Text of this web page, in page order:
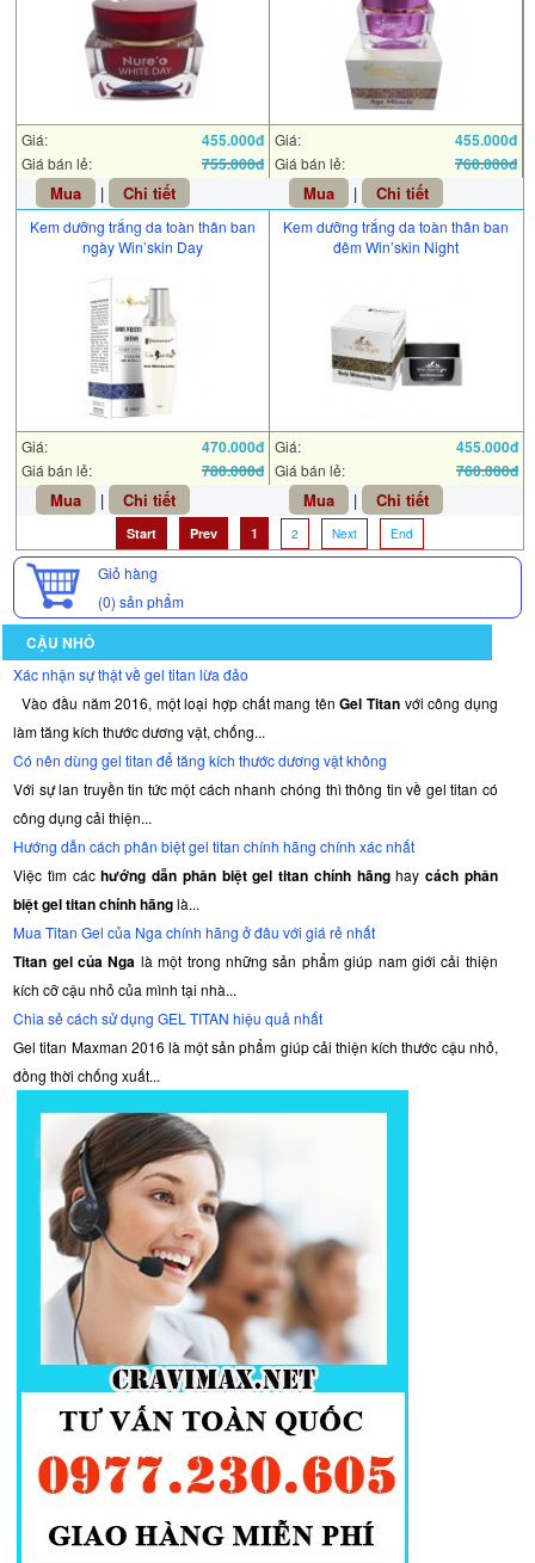
Giá: 455.000đ
Giá bán lẻ: 755.000đ
Mua | Chi tiết
Giá: 455.000đ
Giá bán lẻ: 760.000đ
Mua | Chi tiết
Kem dưỡng trắng da toàn thân ban
ngày Win’skin Day
Giá: 470.000đ
Giá bán lẻ: 780.000đ
Mua | Chi tiết
Kem dưỡng trắng da toàn thân ban
đêm Win’skin Night
Giá: 455.000đ
Giá bán lẻ: 760.000đ
Mua | Chi tiết
Start Prev 1 2 Next End
Giỏ hàng
(0) sản phẩm
CẬU NHỎ
Xác nhận sự thật về gel titan lừa đảo
Vào đầu năm 2016, một loại hợp chất mang tênGel Titanvới công dụng
làm tăng kích thước dương vật, chống...
Có nên dùng gel titan để tăng kích thước dương vật không
Với sự lan truyền tin tức một cách nhanh chóng thì thông tin về gel titan có
công dụng cải thiện...
Hướng dẫn cách phân biệt gel titan chính hãng chính xác nhất
Việc tìm cáchướng dẫn phân biệt gel titan chính hãnghay cách phân
biệt gel titan chính hãnglà...
Mua Titan Gel của Nga chính hãng ở đâu với giá rẻ nhất
Titan gel của Nga là một trong những sản phẩm giúp nam giới cải thiện
kích cỡ cậu nhỏ của mình tại nhà...
Chia sẻ cách sử dụng GEL TITAN hiệu quả nhất
Gel titan Maxman 2016 là một sản phẩm giúp cải thiện kích thước cậu nhỏ,
đồng thời chống xuất...